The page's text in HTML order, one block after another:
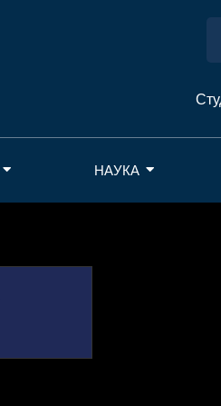
НАУКА